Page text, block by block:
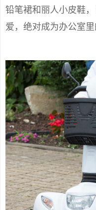
铅笔裙和丽人小皮鞋
爱，绝对成为办公室里